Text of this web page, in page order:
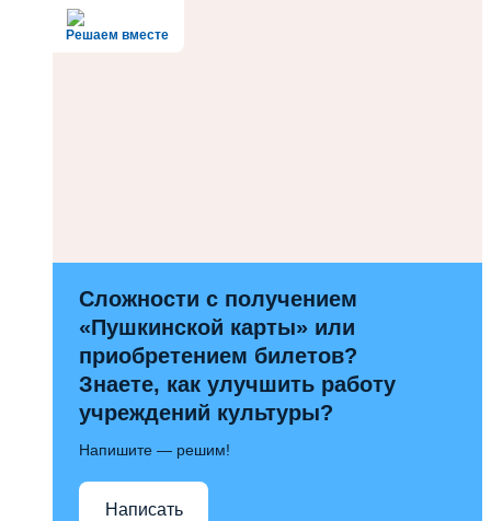
Решаем вместе
Сложности с получением
«Пушкинской карты» или
приобретением билетов?
Знаете, как улучшить работу
учреждений культуры?
Напишите — решим!
Написать